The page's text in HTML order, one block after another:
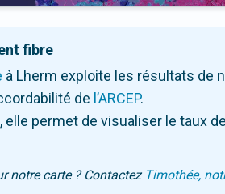
fibre
à Lherm exploite les résultats de
de l’ARCEP.
permet de visualiser le taux
notre carte ? Contactez Timothée,